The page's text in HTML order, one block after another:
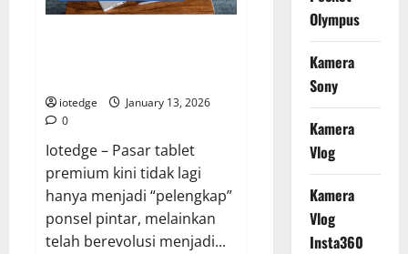
C
iotedge
January 13, 2026
0
Iotedge – Pasar tablet
premium kini tidak lagi
hanya menjadi “pelengkap”
ponsel pintar, melainkan
telah berevolusi menjadi...
Olympus
Kamera
Sony
Kamera
Vlog
Kamera
Vlog
Insta360